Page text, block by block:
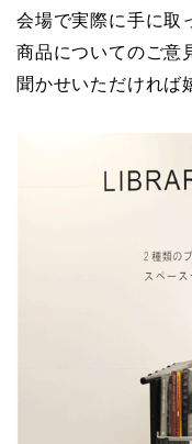
会場で実際に手に取
商品についてのご意
聞かせいただければ